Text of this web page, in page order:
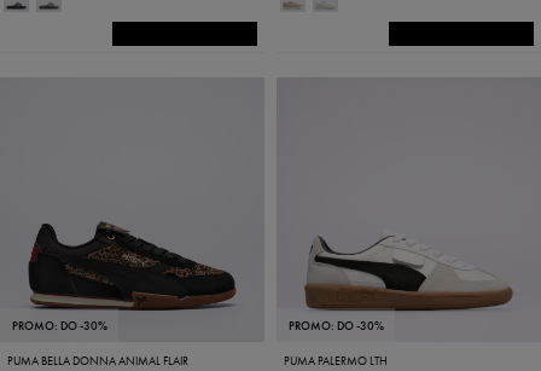
PROMO: DO -30%
PUMA BELLA DONNA ANIMAL FLAIR
PROMO: DO -30%
PUMA PALERMO LTH